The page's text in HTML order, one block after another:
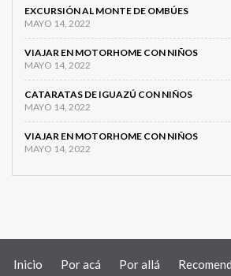
EXCURSIÓN AL MONTE DE OMBÚES
MAYO 14, 2022
VIAJAR EN MOTORHOME CON NIÑOS
MAYO 14, 2022
CATARATAS DE IGUAZÚ CON NIÑOS
MAYO 14, 2022
VIAJAR EN MOTORHOME CON NIÑOS
MAYO 14, 2022
Inicio Por acá Por allá